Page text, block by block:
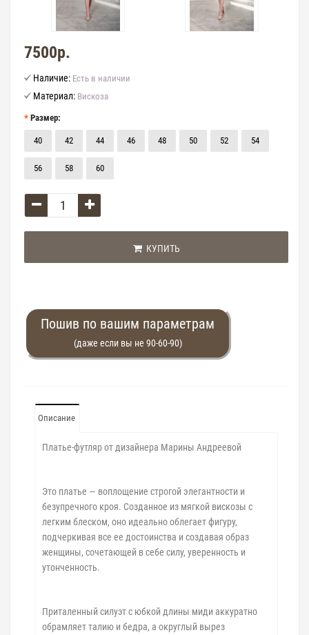
7500р.
Наличие: Есть в наличии
Материал: Вискоза
Размер:
40 42 44 46 48 50 52 54
56 58 60
КУПИТЬ
Пошив по вашим параметрам
(даже если вы не 90-60-90)
Описание
Платье-футляр от дизайнера Марины Андреевой
Это платье — воплощение строгой элегантности и
безупречного кроя. Созданное из мягкой вискозы с
легким блеском, оно идеально облегает фигуру,
подчеркивая все ее достоинства и создавая образ
женщины, сочетающей в себе силу, уверенность и
утонченность.
Приталенный силуэт с юбкой длины миди аккуратно
обрамляет талию и бедра, а округлый вырез